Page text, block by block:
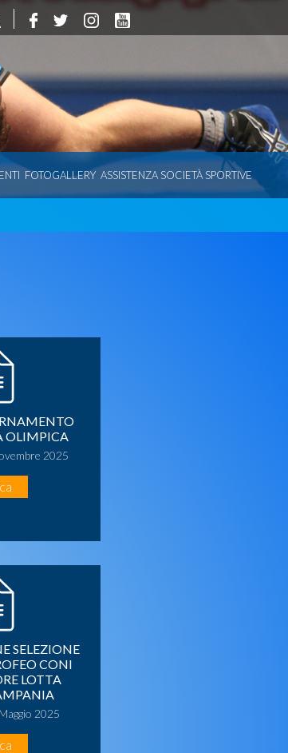
FOTOGALLERY ASSISTENZA SOCIETÀ SPORTIVE
OLIMPICA
2025
SELEZIONE
CONI
LOTTA
2025